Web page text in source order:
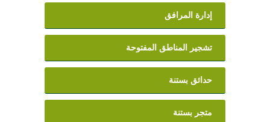
إدارة المرافق
تشجير المناطق المفتوحة
حدائق بستنة
متجر بستنة